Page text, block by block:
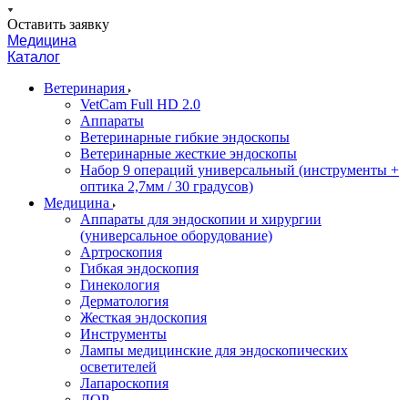
Оставить заявку
Медицина
Каталог
Ветеринария
VetCam Full HD 2.0
Аппараты
Ветеринарные гибкие эндоскопы
Ветеринарные жесткие эндоскопы
Набор 9 операций универсальный (инструменты +
оптика 2,7мм / 30 градусов)
Медицина
Аппараты для эндоскопии и хирургии
(универсальное оборудование)
Артроскопия
Гибкая эндоскопия
Гинекология
Дерматология
Жесткая эндоскопия
Инструменты
Лампы медицинские для эндоскопических
осветителей
Лапароскопия